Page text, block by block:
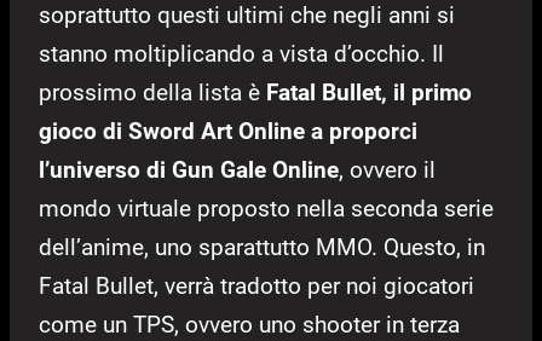
soprattutto questi ultimi che negli anni si
stanno moltiplicando a vista d’occhio. Il
prossimo della lista è Fatal Bullet, il primo
gioco di Sword Art Online a proporci
l’universo di Gun Gale Online, ovvero il
mondo virtuale proposto nella seconda serie
dell’anime, uno sparattutto MMO. Questo, in
Fatal Bullet, verrà tradotto per noi giocatori
come un TPS, ovvero uno shooter in terza